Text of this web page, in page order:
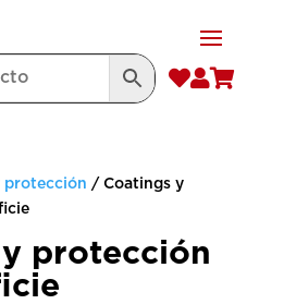

protección / Coatings y
protección